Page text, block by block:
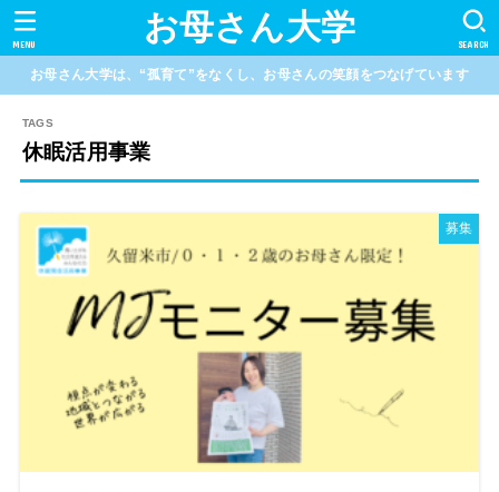
お母さん大学 SEARCH
MENU
お母さん大学は、“孤育て”をなくし、お母さんの笑顔をつなげています
休眠活用事業
募集